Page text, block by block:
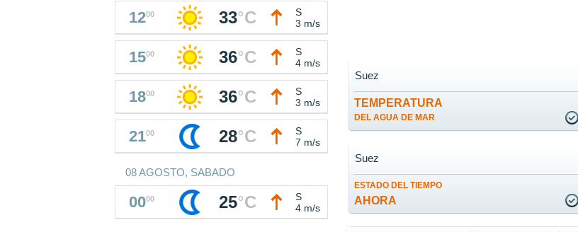
TEMPERATURA
DEL AGUA DE MAR
Suez
ESTADO DEL TIEMPO
AHORA
Suez
1200 33°C
S
3 m/s
1500 36°C
S
4 m/s
1800 36°C
S
3 m/s
2100 28°C
S
7 m/s
08 AGOSTO, SABADO
0000 25°C
S
4 m/s